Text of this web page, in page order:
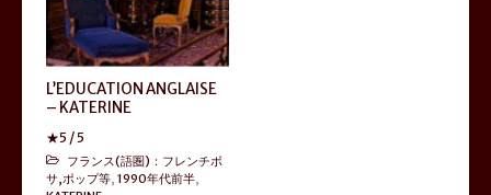
L’EDUCATION ANGLAISE
– KATERINE
★5 / 5
フランス(語圏)：フレンチボ
サ,ポップ等 ,1990年代前半